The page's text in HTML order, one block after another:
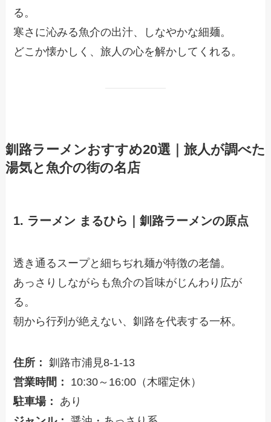
る。
寒さに沁みる魚介の出汁、しなやかな細麺。
どこか懐かしく、旅人の心を解かしてくれる。
釧路ラーメンおすすめ20選｜旅人が調べた
湯気と魚介の街の名店
1. ラーメン まるひら｜釧路ラーメンの原点
透き通るスープと細ちぢれ麺が特徴の老舗。
あっさりしながらも魚介の旨味がじんわり広が
る。
朝から行列が絶えない、釧路を代表する一杯。
住所： 釧路市浦見8-1-13
営業時間：
10:30～16:00（木曜定休）
駐車場：
あり